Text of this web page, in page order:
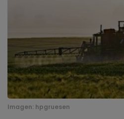
Imagen: hpgruesen